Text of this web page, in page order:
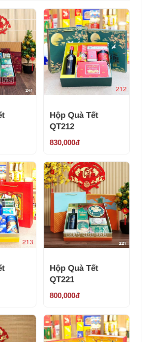
Hộp Quà Tết
QT212
830,000đ
Hộp Quà Tết
QT221
800,000đ